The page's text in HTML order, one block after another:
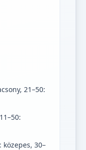
21–50:
közepes, 30–